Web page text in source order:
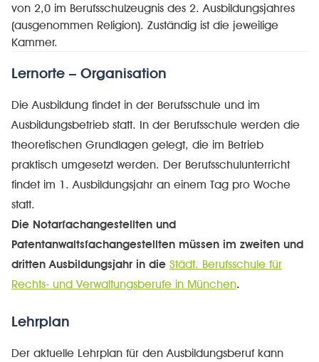
von 2,0 im Berufsschulzeugnis des 2. Ausbildungsjahres
(ausgenommen Religion). Zuständig ist die jeweilige
Kammer.
Lernorte – Organisation
Die Ausbildung findet in der Berufsschule und im
Ausbildungsbetrieb statt. In der Berufsschule werden die
theoretischen Grundlagen gelegt, die im Betrieb
praktisch umgesetzt werden. Der Berufsschulunterricht
findet im 1. Ausbildungsjahr an einem Tag pro Woche
statt.
Die Notarfachangestellten und
Patentanwaltsfachangestellten müssen im zweiten und
dritten Ausbildungsjahr in die Städt. Berufsschule für
Rechts- und Verwaltungsberufe in München.
Lehrplan
Der aktuelle Lehrplan für den Ausbildungsberuf kann